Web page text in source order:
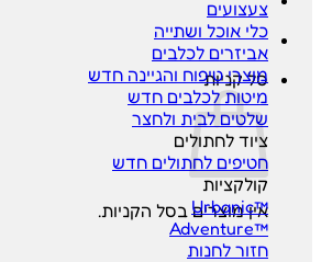
סל קניות
אין מוצרים בסל הקניות.
חזור לחנות
צעצועים
כלי אוכל ושתייה
אביזרים לכלבים
מוצרי טיפוח והגיינה
מיטות לכלבים
שלטים לבית ולחצר
ציוד לחתולים
חטיפים לחתולים
קולקציות
™Urbanic
™Adventure